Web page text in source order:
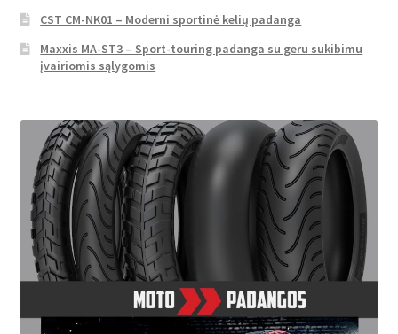
CST CM-NK01 – Moderni sportinė kelių padanga
Maxxis MA-ST3 – Sport-touring padanga su geru sukibimu
įvairiomis sąlygomis